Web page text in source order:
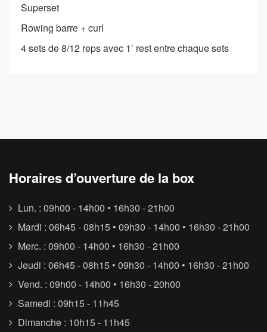
Superset
Rowing barre + curl
4 sets de 8/12 reps avec 1’ rest entre chaque sets
Horaires d’ouverture de la box
Lun. : 09h00 - 14h00 • 16h30 - 21h00
Mardi : 06h45 - 08h15 • 09h30 - 14h00 • 16h30 - 21h00
Merc. : 09h00 - 14h00 • 16h30 - 21h00
Jeudi : 06h45 - 08h15 • 09h30 - 14h00 • 16h30 - 21h00
Vend. : 09h00 - 14h00 • 16h30 - 20h00
Samedi : 09h15 - 11h45
Dimanche : 10h15 - 11h45